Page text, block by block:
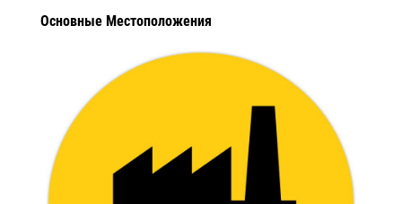
Основные Местоположения